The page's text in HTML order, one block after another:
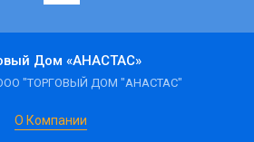
Дом «АНАСТАС»
ООО "ТОРГОВЫЙ ДОМ "АНАСТАС"
О Компании